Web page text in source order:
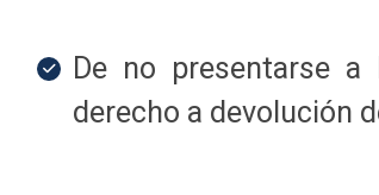
De no presentarse
derecho a devolución